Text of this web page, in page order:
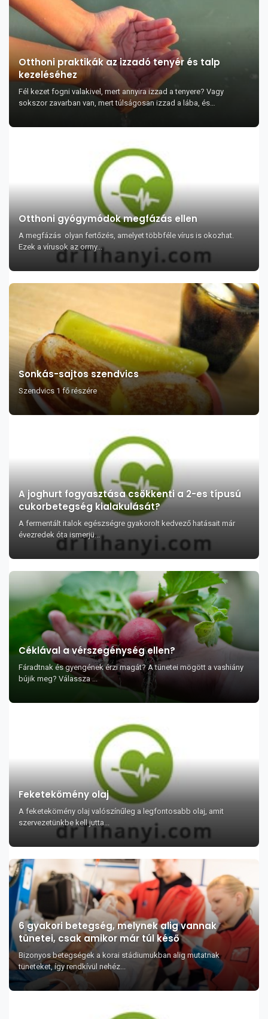
Otthoni praktikák az izzadó tenyér és talp
kezeléséhez
Fél kezet fogni valakivel, mert annyira izzad a tenyere? Vagy
sokszor zavarban van, mert túlságosan izzad a lába, és
kellemetlen szagú? Ha ez megnyugtatja, nincs...
Otthoni gyógymódok megfázás ellen
A megfázás olyan fertőzés, amelyet többféle vírus is okozhat.
Ezek a vírusok az orrny...
Sonkás-sajtos szendvics
Szendvics 1 fő részére
A joghurt fogyasztása csökkenti a 2-es típusú
cukorbetegség kialakulását?
A fermentált italok egészségre gyakorolt kedvező hatásait már
évezredek óta ismerjü...
Céklával a vérszegénység ellen?
Fáradtnak és gyengének érzi magát? A tünetei mögött a vashiány
bújik meg? Válassza ...
Feketekömény olaj
A feketekömény olaj valószínűleg a legfontosabb olaj, amit
szervezetünkbe kell jutta...
6 gyakori betegség, melynek alig vannak
tünetei, csak amikor már túl késő
Bizonyos betegségek a korai stádiumukban alig mutatnak
tüneteket, így rendkívül nehéz...